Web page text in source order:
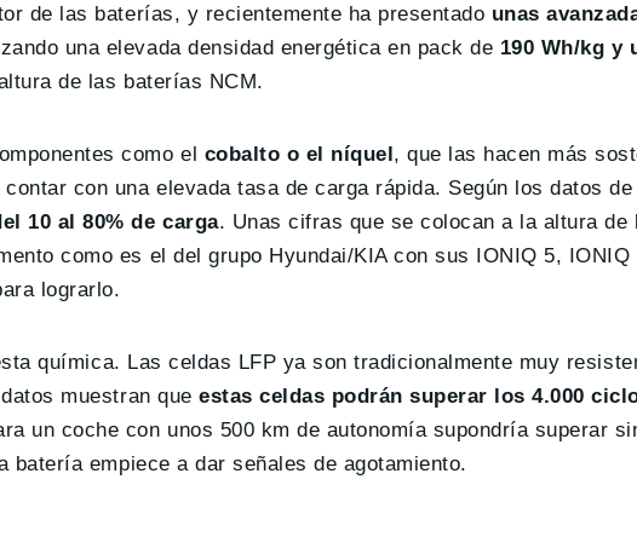
de las baterías, y recientemente ha presentado unas
una elevada densidad energética en pack de 190 Wh/kg y
de las baterías NCM.
como el cobalto o el níquel, que las hacen más
con una elevada tasa de carga rápida. Según los datos
10 al 80% de carga. Unas cifras que se colocan a la altura de
como es el del grupo Hyundai/KIA con sus IONIQ 5,
lograrlo.
química. Las celdas LFP ya son tradicionalmente muy
muestran que estas celdas podrán superar los 4.000
un coche con unos 500 km de autonomía supondría superar
batería empiece a dar señales de agotamiento.